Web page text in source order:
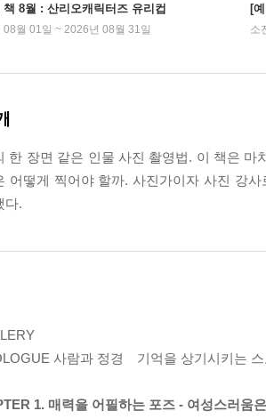
책 8월 : 산리오캐릭터즈 유리컵
08월 01일 ~ 2026년 08월 31일
[
소
한 장면 같은 인물 사진 촬영법. 이 책은
어떻게 찍어야 할까. 사진가이자 사진 강
다.
사람과 정경 기억을 상기시키는
1. 매력을 어필하는 포즈 - 여성스러움